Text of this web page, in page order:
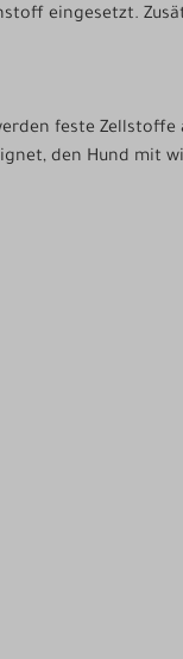
eingesetzt.
feste
den Hund